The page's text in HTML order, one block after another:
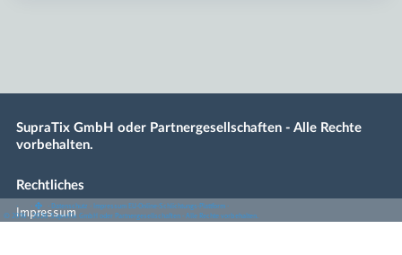
SupraTix GmbH oder Partnergesellschaften - Alle Rechte
vorbehalten.
Rechtliches
Impressum
· · · Datenschutz · Impressum EU-Online-Schlichtungs-Plattform ·
© 2016 - 2026 SupraTix GmbH oder Partnergesellschaften - Alle Rechte vorbehalten.